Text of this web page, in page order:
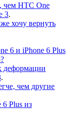
чем HTC One
3.
хочу вернуть
6 и iPhone 6 Plus
деформации
.
чем другие
6 Plus из